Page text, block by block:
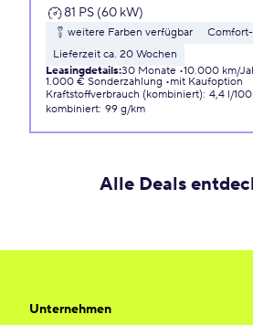
81 PS (60 kW)
weitere Farben verfügbar
Lieferzeit ca. 20 Wochen
Leasingdetails:30 Monate 10.000 km/
1.000 € Sonderzahlung
mit Kaufoption
Kraftstoffverbrauch (kombiniert): 4,4 l/
kombiniert: 99 g/km
Alle Deals
Unternehmen